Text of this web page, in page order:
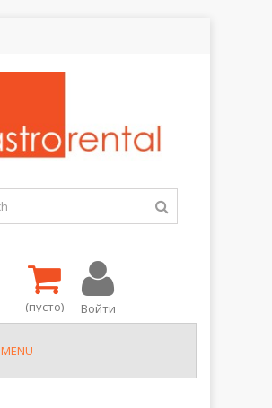
(пусто) Войти
MENU